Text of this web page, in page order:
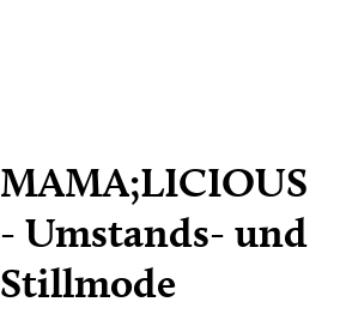
MAMA;LICIOUS
- Umstands- und
Stillmode